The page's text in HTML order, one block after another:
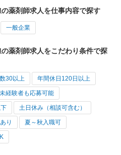
薬剤師求人を仕事内容で探す
一般企業
薬剤師求人をこだわり条件で探
30以上 年間休日120日以上
未経験者も応募可能
土日休み（相談可含む）
り 夏～秋入職可